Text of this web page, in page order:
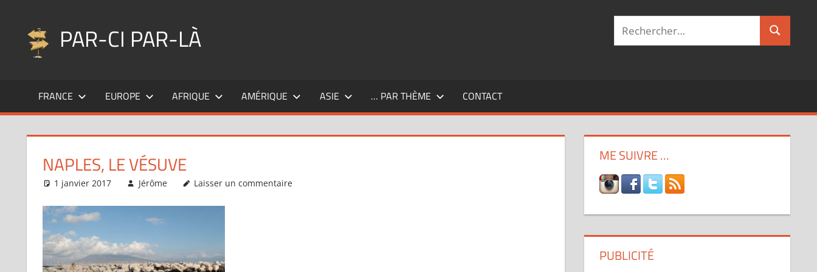
contenu
PAR-CI PAR-LÀ
fil
pérégrinations
Recherche
FRANCE EUROPE AFRIQUE AMÉRIQUE ASIE … PAR THÈME CONTACT
NAPLES, LE VÉSUVE
1 janvier 2017 Jérôme Laisser un commentaire
ME SUIVRE …
PUBLICITÉ